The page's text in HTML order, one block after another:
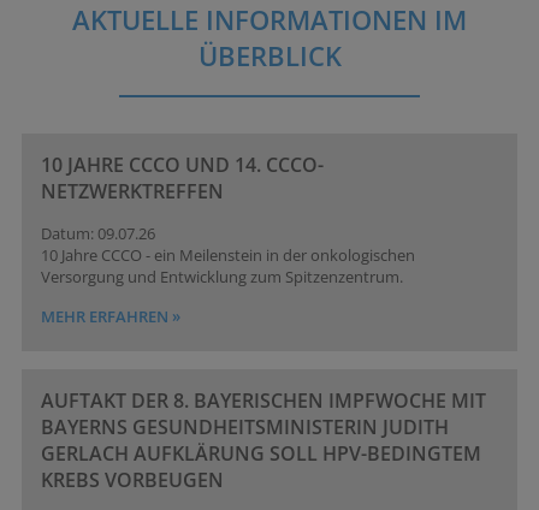
AKTUELLE INFORMATIONEN IM
ÜBERBLICK
10 JAHRE CCCO UND 14. CCCO-
NETZWERKTREFFEN
09.07.26
10 Jahre CCCO - ein Meilenstein in der onkologischen
Versorgung und Entwicklung zum Spitzenzentrum.
MEHR ERFAHREN »
AUFTAKT DER 8. BAYERISCHEN IMPFWOCHE MIT
BAYERNS GESUNDHEITSMINISTERIN JUDITH
GERLACH AUFKLÄRUNG SOLL HPV-BEDINGTEM
KREBS VORBEUGEN